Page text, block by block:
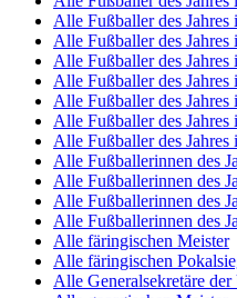
Alle Fußballer des Jahres
Alle Fußballer des Jahres
Alle Fußballer des Jahres
Alle Fußballer des Jahres
Alle Fußballer des Jahres
Alle Fußballer des Jahres
Alle Fußballer des Jahres
Alle Fußballerinnen des
Alle Fußballerinnen des
Alle Fußballerinnen des
Alle Fußballerinnen des
Alle färingischen Meister
Alle färingischen
Alle Generalsekretäre